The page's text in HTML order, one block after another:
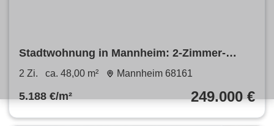
Stadtwohnung in Mannheim: 2-Zimmer-
Apartment mit Stellplatz
2 Zi. ca. 48,00 m² Mannheim 68161
5.188 €/m² 249.000 €